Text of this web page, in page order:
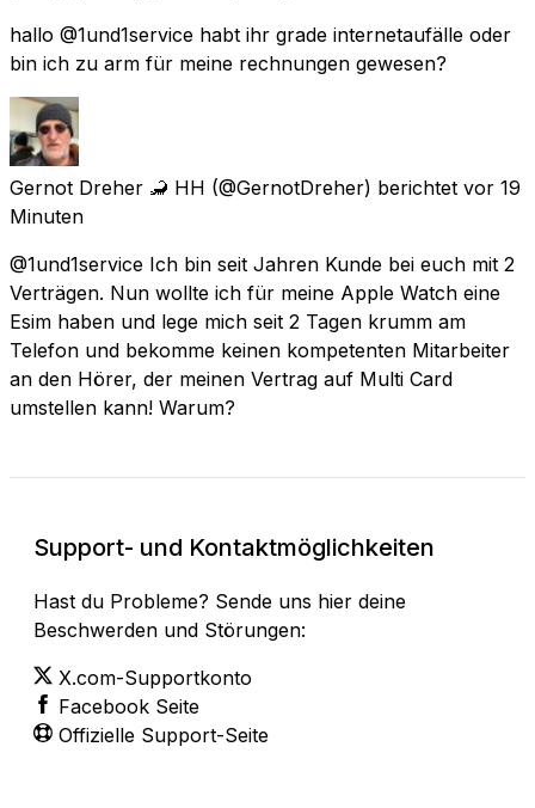
hallo @1und1service habt ihr grade internetaufälle oder
bin ich zu arm für meine rechnungen gewesen?
Gernot Dreher 🦂 HH (@GernotDreher) berichtet vor 19
Minuten
@1und1service Ich bin seit Jahren Kunde bei euch mit 2
Verträgen. Nun wollte ich für meine Apple Watch eine
Esim haben und lege mich seit 2 Tagen krumm am
Telefon und bekomme keinen kompetenten Mitarbeiter
an den Hörer, der meinen Vertrag auf Multi Card
umstellen kann! Warum?
Support- und Kontaktmöglichkeiten
Hast du Probleme? Sende uns hier deine
Beschwerden und Störungen:
X.com-Supportkonto
Facebook Seite
Offizielle Support-Seite